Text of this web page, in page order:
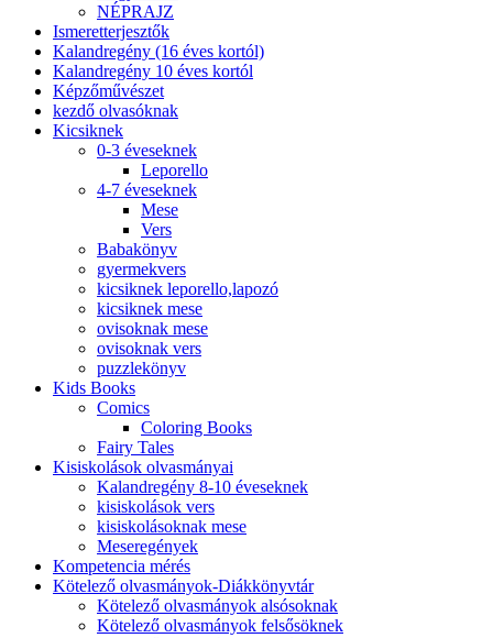
NÉPRAJZ
Ismeretterjesztők
Kalandregény (16 éves kortól)
Kalandregény 10 éves kortól
Képzőművészet
kezdő olvasóknak
Kicsiknek
0-3 éveseknek
Leporello
4-7 éveseknek
Mese
Vers
Babakönyv
gyermekvers
kicsiknek leporello,lapozó
kicsiknek mese
ovisoknak mese
ovisoknak vers
puzzlekönyv
Kids Books
Comics
Coloring Books
Fairy Tales
Kisiskolások olvasmányai
Kalandregény 8-10 éveseknek
kisiskolások vers
kisiskolásoknak mese
Meseregények
Kompetencia mérés
Kötelező olvasmányok-Diákkönyvtár
Kötelező olvasmányok alsósoknak
Kötelező olvasmányok felsősöknek